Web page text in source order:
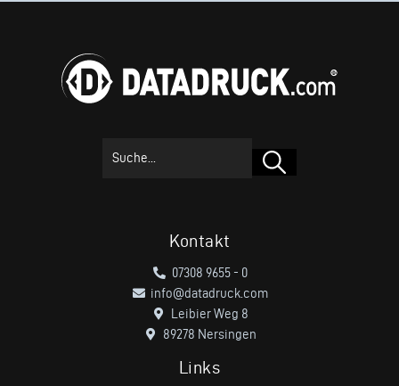
Kontakt
07308 9655 - 0
info@datadruck.com
Leibier Weg 8
89278 Nersingen
Links